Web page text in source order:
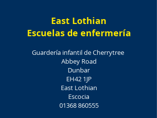
East Lothian
Escuelas de enfermería
Guardería infantil de Cherrytree
Abbey Road
Dunbar
EH42 1JP
East Lothian
Escocia
01368 860555